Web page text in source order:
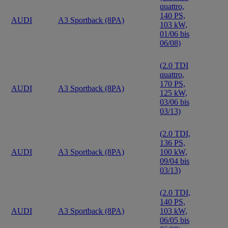
AUDI A3 Sportback (8PA)
quattro,
140 PS,
103 kW,
01/06 bis
06/08)
AUDI A3 Sportback (8PA)
(2.0 TDI
quattro,
170 PS,
125 kW,
03/06 bis
03/13)
AUDI A3 Sportback (8PA)
(2.0 TDI,
136 PS,
100 kW,
09/04 bis
03/13)
AUDI A3 Sportback (8PA)
(2.0 TDI,
140 PS,
103 kW,
06/05 bis